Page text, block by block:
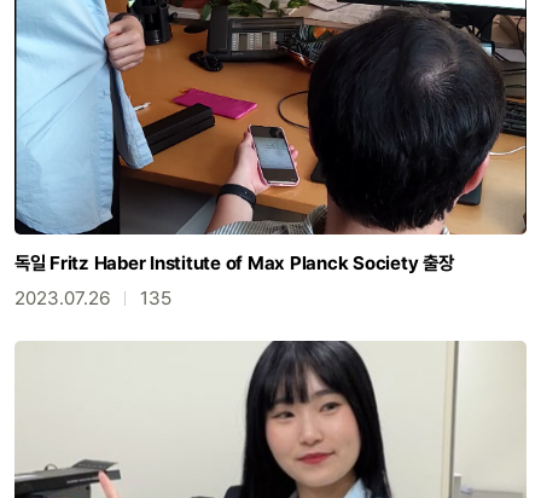
독일 Fritz Haber Institute of Max Planck Society 출장
2023.07.26
135